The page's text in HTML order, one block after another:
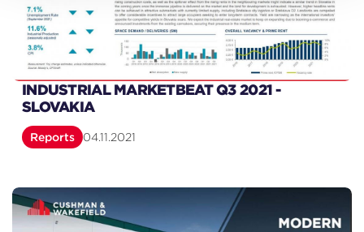
Reports 04.11.2021
INDUSTRIAL MARKETBEAT Q3 2021 -
SLOVAKIA